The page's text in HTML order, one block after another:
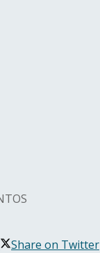
Share on Twitter